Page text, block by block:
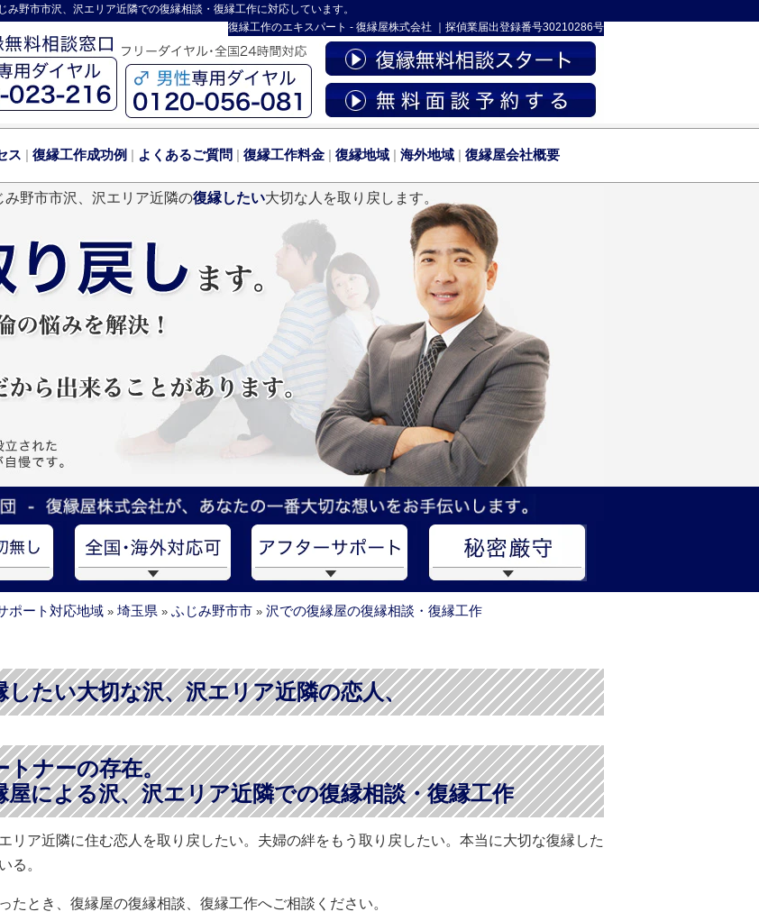
野市市沢、沢エリア近隣での復縁相談・復縁工作に対応しています。
復縁工作のエキスパート - 復縁屋株式会社 探偵業届出登録番号30210286号
ス | 復縁工作成功例 | よくあるご質問 | 復縁工作料金 | 復縁地域 | 海外地域 | 復縁屋会社概要
み野市市沢、沢エリア近隣の復縁したい大切な人を取り戻します。
ポート対応地域 » 埼玉県 » ふじみ野市市 » 沢での復縁屋の復縁相談・復縁工作
したい大切な沢、沢エリア近隣の恋人、
トナーの存在。
屋による沢、沢エリア近隣での復縁相談・復縁工作
リア近隣に住む恋人を取り戻したい。夫婦の絆をもう取り戻したい。本当に大切な復縁した
る。
たとき、復縁屋の復縁相談、復縁工作へご相談ください。